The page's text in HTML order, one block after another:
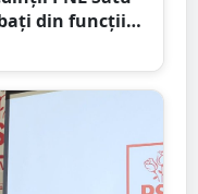
din funcții